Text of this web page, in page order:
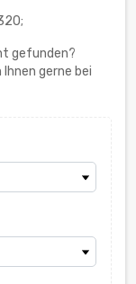
gefunden?
gerne bei